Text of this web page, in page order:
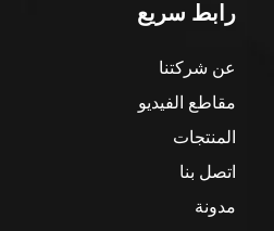
رابط سريع
عن شركتنا
مقاطع الفيديو
المنتجات
اتصل بنا
مدونة